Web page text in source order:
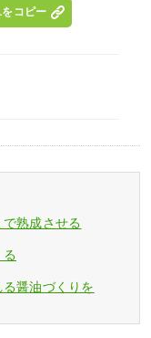
コピー
熟成させる
る
醤油づくりを